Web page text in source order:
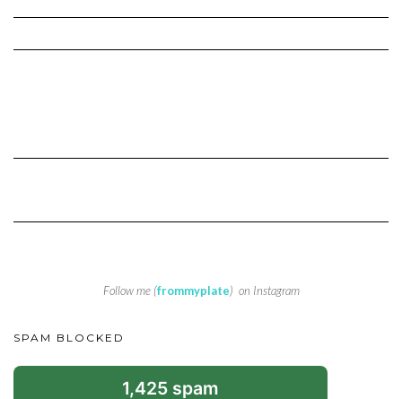
Follow me (frommyplate) on Instagram
SPAM BLOCKED
1,425 spam